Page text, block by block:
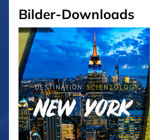
Bilder-Downloads